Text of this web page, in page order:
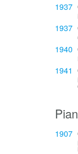
1937
1937
1940
1941
1907